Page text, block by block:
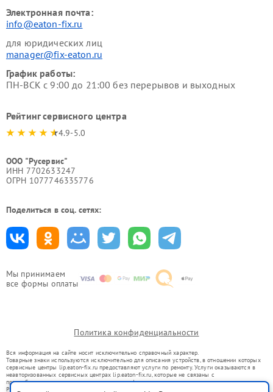
Мы принимаем
все формы оплаты
Электронная почта:
info@eaton-fix.ru
для юридических лиц
manager@fix-eaton.ru
График работы:
ПН-ВСК с 9:00 до 21:00 без перерывов и выходных
Рейтинг сервисного центра
4.9-5.0
ООО "Русервис"
ИНН 7702633247
ОГРН 1077746335776
Поделиться в соц. сетях:
Политика конфиденциальности
Вся информация на сайте носит исключительно справочный характер.
Товарные знаки используются исключительно для описания устройств, в отношении которых
сервисные центры lip.eaton-fix.ru предоставляют услуги по ремонту. Услуги оказываются в
неавторизованных сервисных центрах lip.eaton-fix.ru, которые не связаны с
правообладателями товарных знаков или их официальными представителями.
Ремонт осуществляется для устройств, уже введенных в гражданский оборот в соответствии